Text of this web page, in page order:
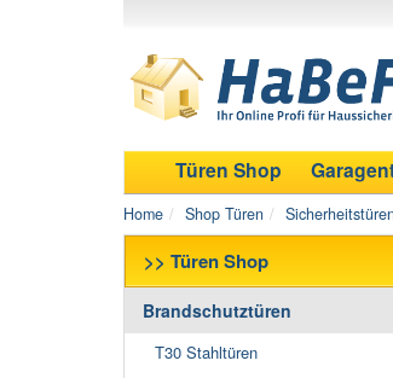
Türen Shop
Home Shop Türen
>> Türen Shop
Brandschutztüren
T30 Stahltüren